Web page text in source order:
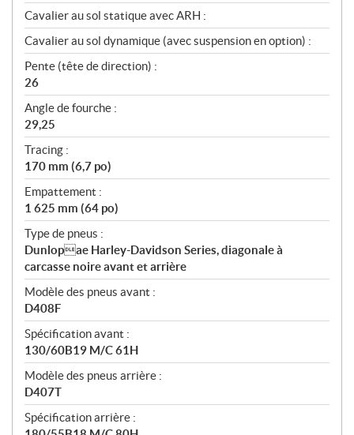
Cavalier au sol statique avec ARH :
Cavalier au sol dynamique (avec suspension en option) :
Pente (tête de direction) :
26
Angle de fourche :
29,25
Tracing :
170 mm (6,7 po)
Empattement :
1 625 mm (64 po)
Type de pneus :
Dunlopae Harley-Davidson Series, diagonale à
carcasse noire avant et arrière
Modèle des pneus avant :
D408F
Spécification avant :
130/60B19 M/C 61H
Modèle des pneus arrière :
D407T
Spécification arrière :